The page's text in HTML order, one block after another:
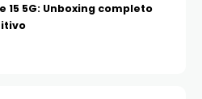
15 5G: Unboxing completo